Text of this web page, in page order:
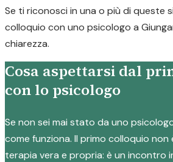
Se ti riconosci in una o più di queste
colloquio con uno psicologo a
chiarezza.
Cosa aspettarsi dal
con lo psicologo
Se non sei mai stato da uno
come funziona. Il primo colloquio non
terapia vera e propria: è un incontro